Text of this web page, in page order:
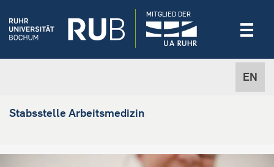
EN
MITGLIED DER
Stabsstelle Arbeitsmedizin